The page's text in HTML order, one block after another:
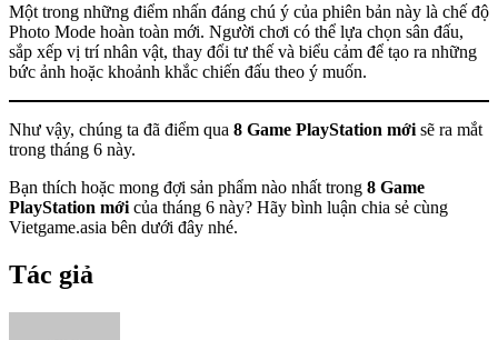
Một trong những điểm nhấn đáng chú ý của phiên bản này là chế độ
Photo Mode hoàn toàn mới. Người chơi có thể lựa chọn sân đấu,
sắp xếp vị trí nhân vật, thay đổi tư thế và biểu cảm để tạo ra những
bức ảnh hoặc khoảnh khắc chiến đấu theo ý muốn.
Như vậy, chúng ta đã điểm qua 8 Game PlayStation mới sẽ ra mắt
trong tháng 6 này.
Bạn thích hoặc mong đợi sản phẩm nào nhất trong 8 Game
PlayStation mới của tháng 6 này? Hãy bình luận chia sẻ cùng
Vietgame.asia bên dưới đây nhé.
Tác giả